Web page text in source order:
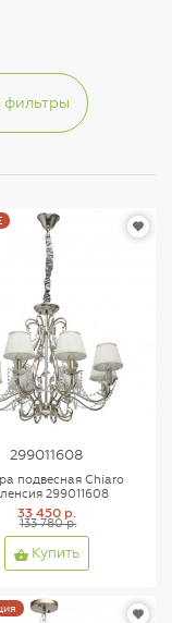
фильтры
299011608
подвесная Chiaro
299011608
33 450 р.
133 780 р.
Купить